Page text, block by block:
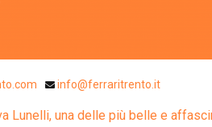
info@ferraritrento.it
Lunelli, una delle più belle e